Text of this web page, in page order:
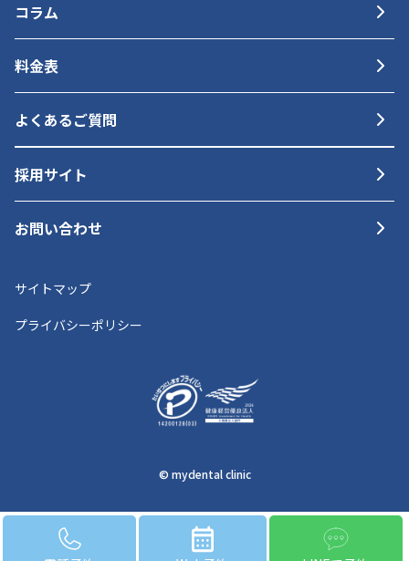
コラム
料金表
よくあるご質問
採用サイト
お問い合わせ
サイトマップ
プライバシーポリシー
© mydental clinic